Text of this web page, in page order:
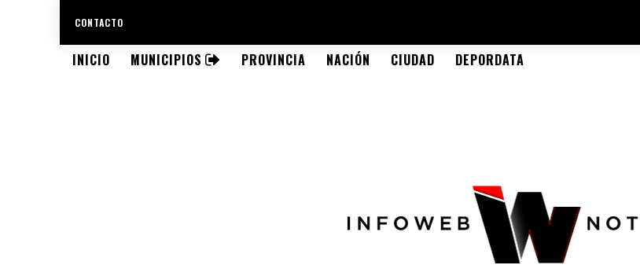
CONTACTO
INICIO MUNICIPIOS PROVINCIA NACIÓN CIUDAD DEPORDATA